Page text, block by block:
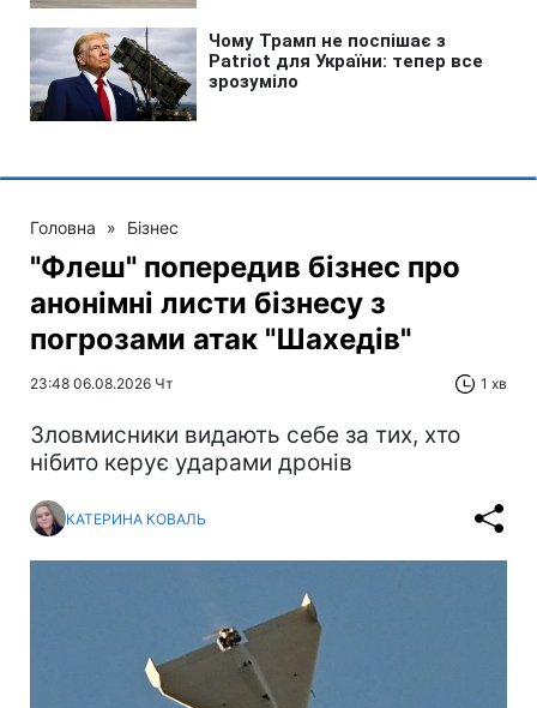
Головна » Бізнес
"Флеш" попередив бізнес про
анонімні листи бізнесу з
погрозами атак "Шахедів"
23:48 06.08.2026 Чт 1 хв
Зловмисники видають себе за тих, хто
нібито керує ударами дронів
КАТЕРИНА КОВАЛЬ